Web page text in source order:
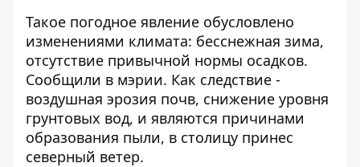
Такое погодное явление обусловлено
изменениями климата: бесснежная зима,
отсутствие привычной нормы осадков.
Сообщили в мэрии. Как следствие -
воздушная эрозия почв, снижение уровня
грунтовых вод, и являются причинами
образования пыли, в столицу принес
северный ветер.